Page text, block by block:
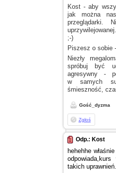
Kost - aby
jak można
przeglądarki.
;-)
Piszesz o sobie-
Niezły
spróbuj być
agresywny -
w samych
śmieszność,
Gość_dyzma
Zgłoś
Odp.: Kost
hehehhe
takich